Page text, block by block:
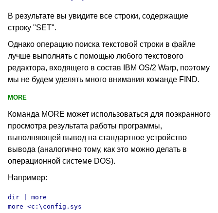
В результате вы увидите все строки, содержащие
строку "SET".
Однако операцию поиска текстовой строки в файле
лучше выполнять с помощью любого текстового
редактора, входящего в состав IBM OS/2 Warp, поэтому
мы не будем уделять много внимания команде FIND.
MORE
Команда MORE может использоваться для поэкранного
просмотра результата работы программы,
выполняющей вывод на стандартное устройство
вывода (аналогично тому, как это можно делать в
операционной системе DOS).
Например:
dir | more
more <c:\config.sys